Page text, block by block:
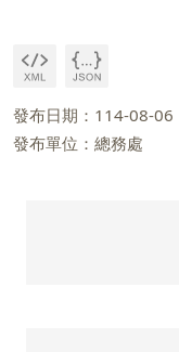
發布日期：114-08-06
發布單位：總務處